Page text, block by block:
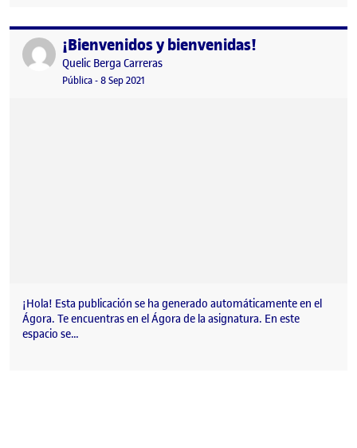
Publicado por¡Bienvenidos y bienvenidas!
Publicado por
Quelic Berga Carreras
Visibilidad:
Pública-Fecha de publicación
8 Sep 2021
¡Hola! Esta publicación se ha generado automáticamente en el
Ágora. Te encuentras en el Ágora de la asignatura. En este
espacio se…